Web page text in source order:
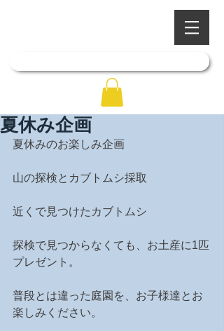
夏休み企画
夏休みのお楽しみ企画
山の探検とカブトムシ採取
近くで見つけたカブトムシ
探検で見つからなくても、お土産に1匹
プレゼント。
普段とは違った庭園を、お子様達とお
楽しみください。